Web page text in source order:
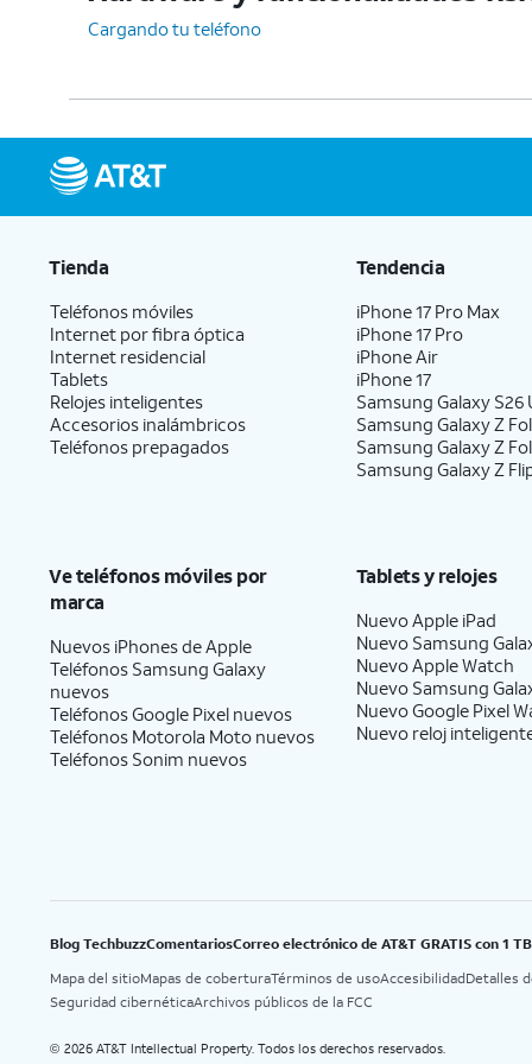
Cargando tu teléfono
Tienda
Teléfonos móviles
Internet por fibra óptica
Internet residencial
Tablets
Relojes inteligentes
Accesorios inalámbricos
Teléfonos prepagados
Tendencia
iPhone 17 Pro Max
iPhone 17 Pro
iPhone Air
iPhone 17
Samsung Galaxy S26
Samsung Galaxy Z
Samsung Galaxy Z
Samsung Galaxy Z
Ve teléfonos móviles por
marca
Nuevos iPhones de Apple
Teléfonos Samsung Galaxy
nuevos
Teléfonos Google Pixel nuevos
Teléfonos Motorola Moto nuevos
Teléfonos Sonim nuevos
Tablets y relojes
Nuevo Apple iPad
Nuevo Samsung
Nuevo Apple Watch
Nuevo Samsung
Nuevo Google Pixel
Nuevo reloj
Blog TechbuzzComentariosCorreo electrónico de AT&T GRATIS con 1
Mapa del sitioMapas de coberturaTérminos de usoAccesibilidadDetalles
Seguridad cibernéticaArchivos públicos de la FCC
© 2026 AT&T Intellectual Property. Todos los derechos reservados.